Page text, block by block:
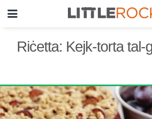
Riċetta: Kejk-torta tal-